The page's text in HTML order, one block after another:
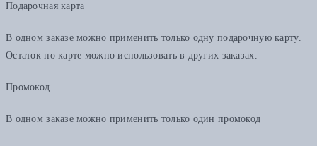
Подарочная карта
В одном заказе можно применить только одну подарочную карту.
Остаток по карте можно использовать в других заказах.
Промокод
В одном заказе можно применить только один промокод